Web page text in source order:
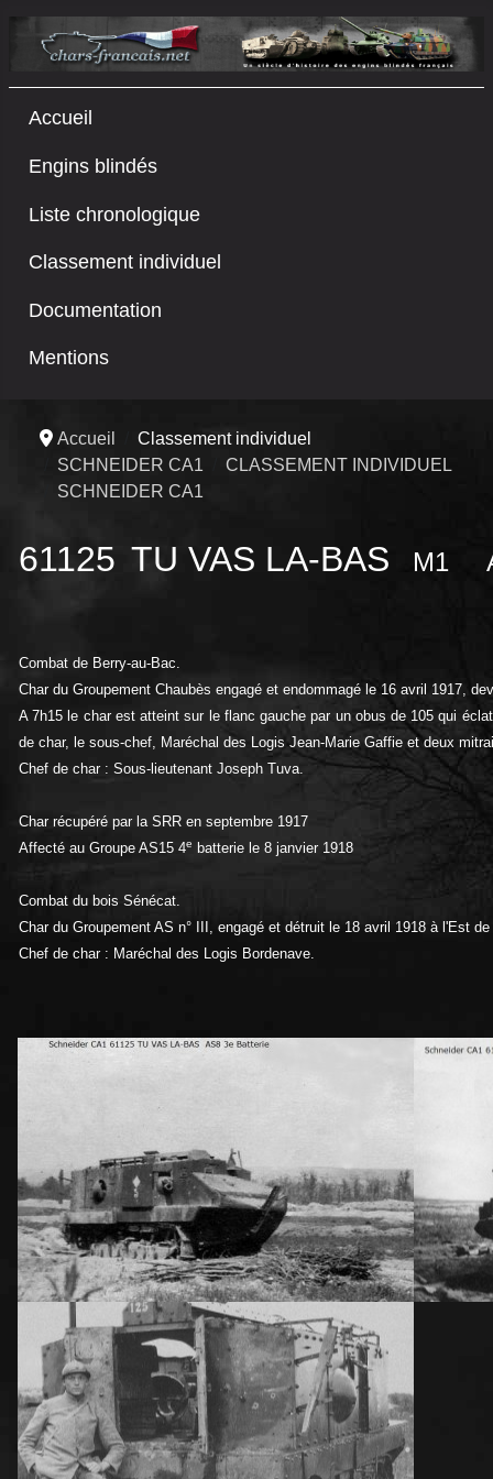
Accueil
Engins blindés
Liste chronologique
Classement individuel
Documentation
Mentions
Accueil
Classement individuel
SCHNEIDER CA1
CLASSEMENT INDIVIDUEL
SCHNEIDER CA1
61125 TU VAS LA-BAS M1
Combat de Berry-au-Bac.
Char du Groupement Chaubès engagé et endommagé le 16 avril 1917,
A 7h15 le char est atteint sur le flanc gauche par un obus de 105 qui
de char, le sous-chef, Maréchal des Logis Jean-Marie Gaffie et deux
Chef de char : Sous-lieutenant Joseph Tuva.
Char récupéré par la SRR en septembre 1917
Affecté au Groupe AS15 4e batterie le 8 janvier 1918
Combat du bois Sénécat.
Char du Groupement AS n° III, engagé et détruit le 18 avril 1918 à l'Est de
Chef de char : Maréchal des Logis Bordenave.